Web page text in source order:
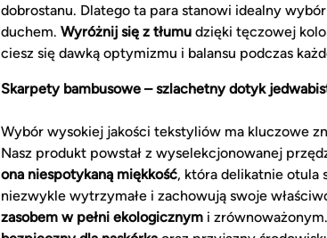
dobrostanu. Dlatego ta para stanowi idealny
duchem. Wyróżnij się z tłumu dzięki tęczowej
ciesz się dawką optymizmu i balansu podczas
Skarpety bambusowe – szlachetny dotyk
Wybór wysokiej jakości tekstyliów ma kluczowe
Nasz produkt powstał z wyselekcjonowanej
ona niespotykaną miękkość, która delikatnie otula
niezwykle wytrzymałe i zachowują swoje
zasobem w pełni ekologicznym i